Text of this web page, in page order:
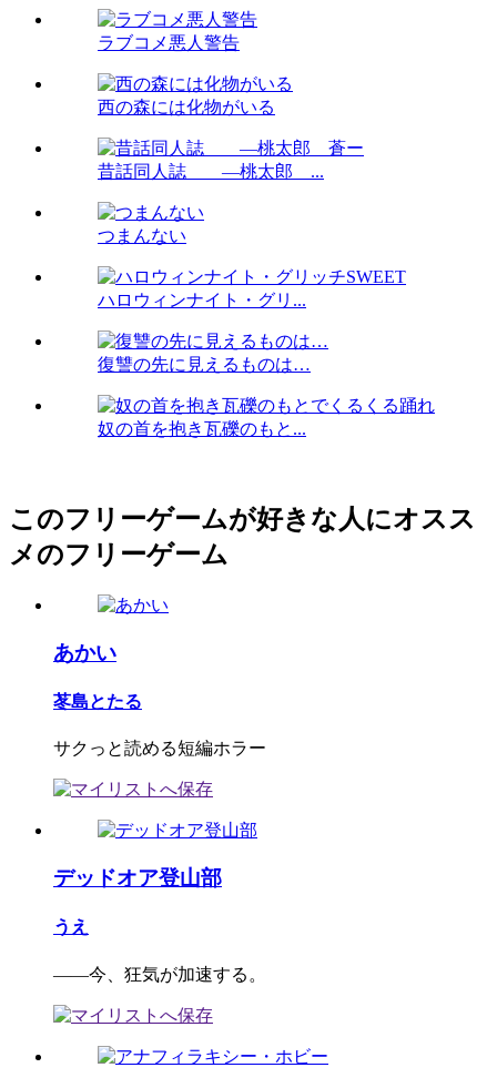
ラブコメ悪人警告
西の森には化物がいる
昔話同人誌 ―桃太郎 ...
つまんない
ハロウィンナイト・グリ...
復讐の先に見えるものは…
奴の首を抱き瓦礫のもと...
このフリーゲームが好きな人にオスス
メのフリーゲーム
あかい
苳島とたる
サクっと読める短編ホラー
デッドオア登山部
うえ
――今、狂気が加速する。